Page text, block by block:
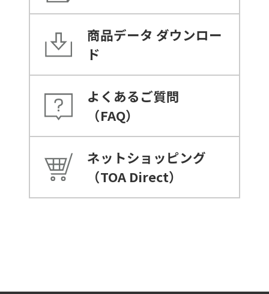
商品データ ダウンロー
ド
よくあるご質問
（FAQ）
ネットショッピング
（TOA Direct）